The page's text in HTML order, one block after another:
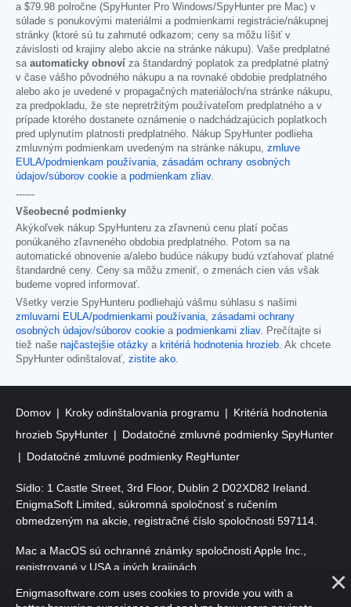
a $79.98 polročne (SpyHunter Pro Windows/SpyHunter pre Mac) v
súlade s ponukovými materiálmi a podmienkami registrácie/nákupnej
stránky (ktoré sú tu zahrnuté odkazom; ceny sa môžu líšiť v
závislosti od krajiny alebo akcie na stránke nákupu). Vaše predplatné
sa automaticky obnoví za štandardný poplatok za predplatné platný
v čase vášho pôvodného nákupu a na rovnaké obdobie predplatného
alebo ako je uvedené v propagačných materiáloch/na stránke nákupu,
za predpokladu, že ste nepretržitým používateľom predplatného a v
prípade ktorého dostanete oznámenie o nadchádzajúcich poplatkoch
pred uplynutím platnosti predplatného. Nákup SpyHunter podlieha
zmluvným podmienkam uvedeným na stránke nákupu, zmluve
EULA/podmienkam používania zásadám ochrany osobných
údajov/súborov cookie a podmienkam zliav.
------
Všeobecné podmienky
Akýkoľvek nákup SpyHunteru za zľavnenú cenu platí počas
ponúkaného zľavneného obdobia predplatného. Potom sa na
automatické obnovenie a/alebo budúce nákupy budú vzťahovať platné
štandardné ceny. Ceny sa môžu zmeniť, o zmenách cien vás však
budeme vopred informovať.
Všetky verzie SpyHunteru podliehajú vášmu súhlasu s našimi
zmluvami EULA/podmienkami používania zásadami ochrany
osobných údajov/súborov cookie a podmienkami zliav. Prečítajte si
tiež naše najčastejšie otázky a kritériá hodnotenia hrozieb . Ak chcete
SpyHunter odinštalovať, zistite ako
Domov Kroky odinštalovania programu
Kritériá hodnotenia
hrozieb SpyHunter
Dodatočné zmluvné podmienky SpyHunter
Dodatočné zmluvné podmienky RegHunter
Sídlo: 1 Castle Street, 3rd Floor, Dublin 2 D02XD82 Ireland.
EnigmaSoft Limited, súkromná spoločnosť s ručením
obmedzeným na akcie, registračné číslo spoločnosti 597114.
Mac a MacOS sú ochranné známky spoločnosti Apple Inc.,
registrované v USA a iných krajinách.
Copyright 2016-2026 . EnigmaSoft Ltd. Všetky práva vyhradené.
Enigmasoftware.com uses cookies to provide you with a